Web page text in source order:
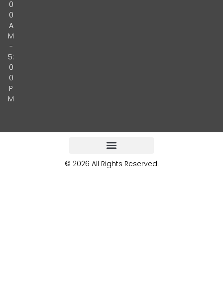
0
0
A
M
-
5:
0
0
P
M
© 2026 All Rights Reserved.